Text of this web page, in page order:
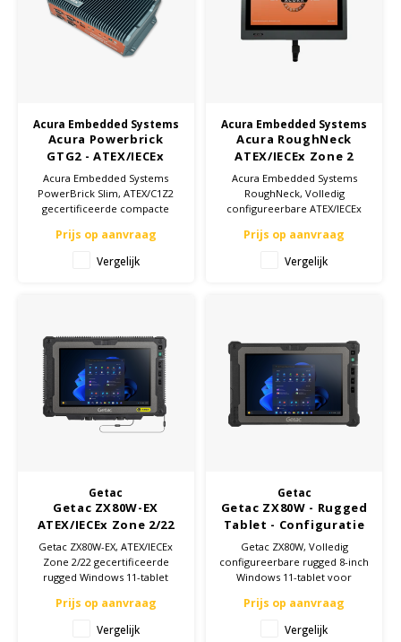
Honeywell
KSE-lights
Panasonic
Accessoires & onderdelen
ATEX Werkverlichting
ATEX Fietsverlichting
Accessoires & onderdelen
Batterijen
Acura Embedded Systems
Acura Powerbrick
GTG2 - ATEX/IECEx
Zone 2 Mini PC
Acura Embedded Systems
PowerBrick Slim, ATEX/C1Z2
gecertificeerde compacte
met beperkte ruimte.
Prijs op aanvraag
Vergelijk
Acura Embedded Systems
Acura RoughNeck
ATEX/IECEx Zone 2
Panel PC
Acura Embedded Systems
RoughNeck, Volledig
configureerbare ATEX/IECEx
15,6" en 21,5"
Prijs op aanvraag
Vergelijk
Getac
Getac ZX80W-EX
ATEX/IECEx Zone 2/22
Tablet, Configuratie
op maat
Getac ZX80W-EX, ATEX/IECEx
Zone 2/22 gecertificeerde
rugged Windows 11-tablet
omgevingen
Prijs op aanvraag
Vergelijk
Getac
Getac ZX80W - Rugged
Tablet - Configuratie
op maat
Getac ZX80W, Volledig
configureerbare rugged 8-inch
Windows 11-tablet voor
Prijs op aanvraag
Vergelijk